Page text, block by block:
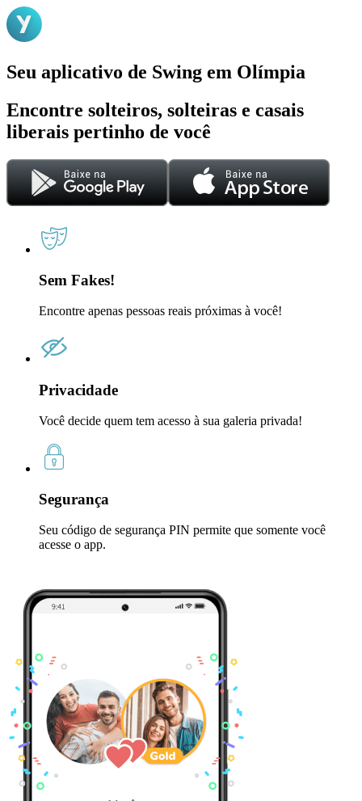
Seu aplicativo de Swing em Olímpia
Encontre solteiros, solteiras e casais
liberais pertinho de você
Sem Fakes!
Encontre apenas pessoas reais próximas à você!
Privacidade
Você decide quem tem acesso à sua galeria privada!
Segurança
Seu código de segurança PIN permite que somente você
acesse o app.